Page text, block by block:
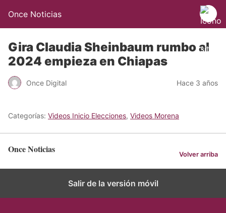
Once Noticias
Gira Claudia Sheinbaum rumbo al
2024 empieza en Chiapas
Once Digital Hace 3 años
Categorías: Videos Inicio Elecciones, Videos Morena
Once Noticias Volver arriba
Salir de la versión móvil